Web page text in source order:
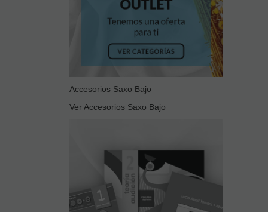
Accesorios Saxo Bajo
Ver Accesorios Saxo Bajo